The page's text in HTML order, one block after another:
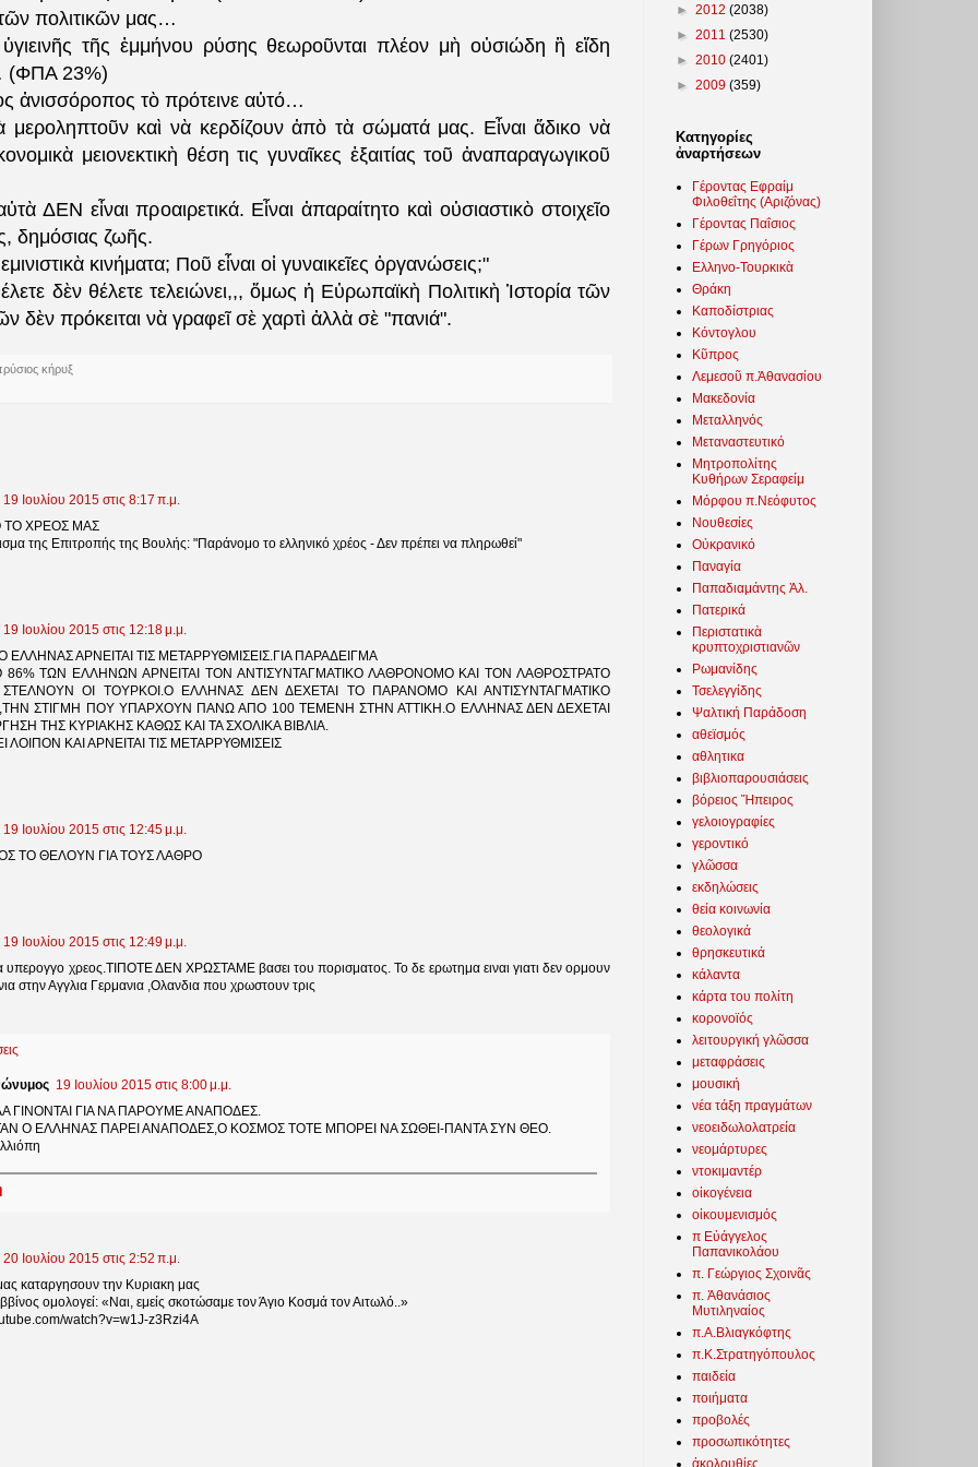
πολιτικῶν μας…
τῆς ἐμμήνου ρύσης θεωροῦνται πλέον μὴ οὐσιώδη ἢ εἴδη
(ΦΠΑ 23%)
ἀνισσόροπος τὸ πρότεινε αὐτό…
μεροληπτοῦν καὶ νὰ κερδίζουν ἀπὸ τὰ σώματά μας. Εἶναι ἄδικο νὰ
μειονεκτικὴ θέση τις γυναῖκες ἐξαιτίας τοῦ ἀναπαραγωγικοῦ
ΔΕΝ εἶναι προαιρετικά. Εἶναι ἀπαραίτητο καὶ οὐσιαστικὸ στοιχεῖο
δημόσιας ζωῆς.
κινήματα; Ποῦ εἶναι οἱ γυναικεῖες ὀργανώσεις;"
δὲν θέλετε τελειώνει,,, ὅμως ἡ Εὐρωπαϊκὴ Πολιτικὴ Ἱστορία τῶν
δὲν πρόκειται νὰ γραφεῖ σὲ χαρτὶ ἀλλὰ σὲ "πανιά".
κήρυξ
19 Ιουλίου 2015 στις 8:17 π.μ.
ΤΟ ΧΡΕΟΣ ΜΑΣ
της Επιτροπής της Βουλής: "Παράνομο το ελληνικό χρέος - Δεν πρέπει να πληρωθεί"
19 Ιουλίου 2015 στις 12:18 μ.μ.
ΕΛΛΗΝΑΣ ΑΡΝΕΙΤΑΙ ΤΙΣ ΜΕΤΑΡΡΥΘΜΙΣΕΙΣ.ΓΙΑ ΠΑΡΑΔΕΙΓΜΑ
ΤΩΝ ΕΛΛΗΝΩΝ ΑΡΝΕΙΤΑΙ ΤΟΝ ΑΝΤΙΣΥΝΤΑΓΜΑΤΙΚΟ ΛΑΘΡΟΝΟΜΟ ΚΑΙ ΤΟΝ ΛΑΘΡΟΣΤΡΑΤΟ
ΟΙ ΤΟΥΡΚΟΙ.Ο ΕΛΛΗΝΑΣ ΔΕΝ ΔΕΧΕΤΑΙ ΤΟ ΠΑΡΑΝΟΜΟ ΚΑΙ ΑΝΤΙΣΥΝΤΑΓΜΑΤΙΚΟ
ΣΤΙΓΜΗ ΠΟΥ ΥΠΑΡΧΟΥΝ ΠΑΝΩ ΑΠΟ 100 ΤΕΜΕΝΗ ΣΤΗΝ ΑΤΤΙΚΗ.Ο ΕΛΛΗΝΑΣ ΔΕΝ ΔΕΧΕΤΑΙ
ΤΗΣ ΚΥΡΙΑΚΗΣ ΚΑΘΩΣ ΚΑΙ ΤΑ ΣΧΟΛΙΚΑ ΒΙΒΛΙΑ.
ΛΟΙΠΟΝ ΚΑΙ ΑΡΝΕΙΤΑΙ ΤΙΣ ΜΕΤΑΡΡΥΘΜΙΣΕΙΣ
19 Ιουλίου 2015 στις 12:45 μ.μ.
ΤΟ ΘΕΛΟΥΝ ΓΙΑ ΤΟΥΣ ΛΑΘΡΟ
19 Ιουλίου 2015 στις 12:49 μ.μ.
υπερογγο χρεος.ΤΙΠΟΤΕ ΔΕΝ ΧΡΩΣΤΑΜΕ βασει του πορισματος. Το δε ερωτημα ειναι γιατι δεν ορμουν
στην Αγγλια Γερμανια ,Ολανδια που χρωστουν τρις
19 Ιουλίου 2015 στις 8:00 μ.μ.
ΓΙΝΟΝΤΑΙ ΓΙΑ ΝΑ ΠΑΡΟΥΜΕ ΑΝΑΠΟΔΕΣ.
Ο ΕΛΛΗΝΑΣ ΠΑΡΕΙ ΑΝΑΠΟΔΕΣ,Ο ΚΟΣΜΟΣ ΤΟΤΕ ΜΠΟΡΕΙ ΝΑ ΣΩΘΕΙ-ΠΑΝΤΑ ΣΥΝ ΘΕΟ.
20 Ιουλίου 2015 στις 2:52 π.μ.
καταργησουν την Κυριακη μας
ομολογεί: «Ναι, εμείς σκοτώσαμε τον Άγιο Κοσμά τον Αιτωλό..»
watch?v=w1J-z3Rzi4A
► 2012 (2038)
► 2011 (2530)
► 2010 (2401)
► 2009 (359)
Κατηγορίες
ἀναρτήσεων
Γέροντας Εφραίμ
Φιλοθεΐτης (Αριζόνας)
Γέροντας Παΐσιος
Γέρων Γρηγόριος
Ελληνο-Τουρκικὰ
Θράκη
Καποδίστριας
Κόντογλου
Κῦπρος
Λεμεσοῦ π.Ἀθανασίου
Μακεδονία
Μεταλληνός
Μεταναστευτικό
Μητροπολίτης
Κυθήρων Σεραφείμ
Μόρφου π.Νεόφυτος
Νουθεσίες
Οὐκρανικό
Παναγία
Παπαδιαμάντης Ἀλ.
Πατερικά
Περιστατικὰ
κρυπτοχριστιανῶν
Ρωμανίδης
Τσελεγγίδης
Ψαλτική Παράδοση
αθεϊσμός
αθλητικα
βιβλιοπαρουσιάσεις
βόρειος Ἤπειρος
γελοιογραφίες
γεροντικό
γλῶσσα
εκδηλώσεις
θεία κοινωνία
θεολογικά
θρησκευτικά
κάλαντα
κάρτα του πολίτη
κορονοϊός
λειτουργική γλῶσσα
μεταφράσεις
μουσική
νέα τάξη πραγμάτων
νεοειδωλολατρεία
νεομάρτυρες
ντοκιμαντέρ
οἰκογένεια
οἰκουμενισμός
π Εὐάγγελος
Παπανικολάου
π. Γεώργιος Σχοινᾶς
π. Ἀθανάσιος
Μυτιληναίος
π.Α.Βλιαγκόφτης
π.Κ.Στρατηγόπουλος
παιδεία
ποιήματα
προβολές
προσωπικότητες
ἀκολουθίες